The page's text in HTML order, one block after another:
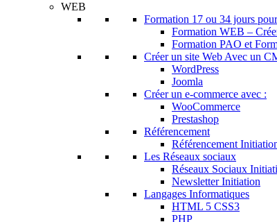
WEB
Formation 17 ou 34 jours
Formation WEB –
Formation PAO et
Créer un site Web Avec un
WordPress
Joomla
Créer un e-commerce avec :
WooCommerce
Prestashop
Référencement
Référencement
Les Réseaux sociaux
Réseaux Sociaux
Newsletter Initiation
Langages Informatiques
HTML 5 CSS3
PHP